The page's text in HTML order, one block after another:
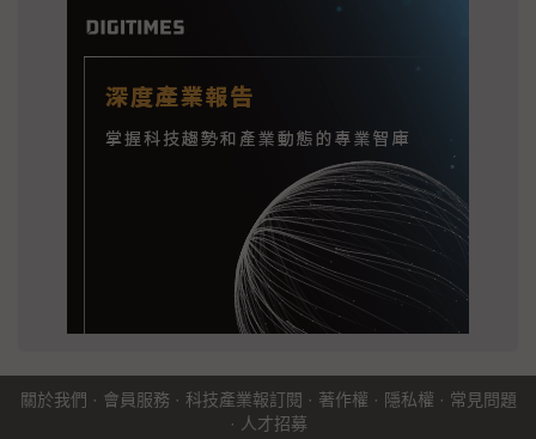
關於我們 · 會員服務 · 科技產業報訂閱 · 著作權 · 隱私權 · 常見問題
· 人才招募